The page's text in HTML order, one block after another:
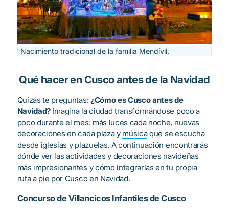
Nacimiento tradicional de la familia Mendívil.
Qué hacer en Cusco antes de la Navidad
Quizás te preguntas: ¿Cómo es Cusco antes de
Navidad? Imagina la ciudad transformándose poco a
poco durante el mes: más luces cada noche, nuevas
decoraciones en cada plaza y músicaque se escucha
desde iglesias y plazuelas. A continuación encontrarás
dónde ver las actividades y decoraciones navideñas
más impresionantes y cómo integrarlas en tu propia
ruta a pie por Cusco en Navidad.
Concurso de Villancicos Infantiles de Cusco